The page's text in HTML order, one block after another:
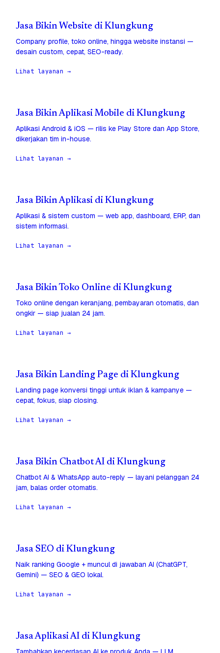
Jasa Bikin Website di Klungkung
Company profile, toko online, hingga website instansi —
desain custom, cepat, SEO-ready.
Lihat layanan →
Jasa Bikin Aplikasi Mobile di Klungkung
Aplikasi Android & iOS — rilis ke Play Store dan App Store,
dikerjakan tim in-house.
Lihat layanan →
Jasa Bikin Aplikasi di Klungkung
Aplikasi & sistem custom — web app, dashboard, ERP, dan
sistem informasi.
Lihat layanan →
Jasa Bikin Toko Online di Klungkung
Toko online dengan keranjang, pembayaran otomatis, dan
ongkir — siap jualan 24 jam.
Lihat layanan →
Jasa Bikin Landing Page di Klungkung
Landing page konversi tinggi untuk iklan & kampanye —
cepat, fokus, siap closing.
Lihat layanan →
Jasa Bikin Chatbot AI di Klungkung
Chatbot AI & WhatsApp auto-reply — layani pelanggan 24
jam, balas order otomatis.
Lihat layanan →
Jasa SEO di Klungkung
Naik ranking Google + muncul di jawaban AI (ChatGPT,
Gemini) — SEO & GEO lokal.
Lihat layanan →
Jasa Aplikasi AI di Klungkung